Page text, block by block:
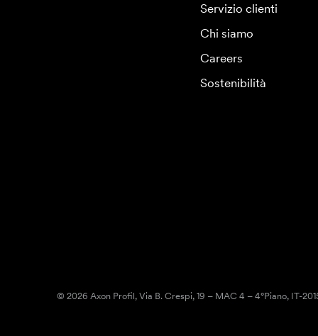
Servizio clienti
Chi siamo
Careers
Sostenibilità
© 2026 Axon Profil, Via B. Crespi, 19 – MAC 4 – 4°Piano, IT-